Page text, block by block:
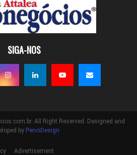
SIGA-NOS
All Right Reserved. Designed and
by PenciDesign
Advertisement